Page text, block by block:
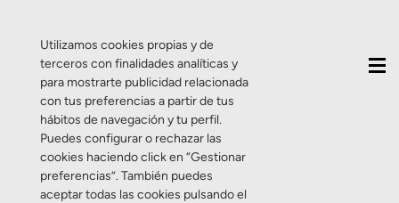
Etiqueta:proteccion
Utilizamos cookies propias y de
terceros con finalidades analíticas y
para mostrarte publicidad relacionada
con tus preferencias a partir de tus
hábitos de navegación y tu perfil.
Puedes configurar o rechazar las
cookies haciendo click en “Gestionar
preferencias”. También puedes
aceptar todas las cookies pulsando el